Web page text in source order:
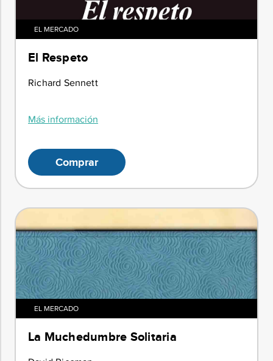
EL MERCADO
El Respeto
Richard Sennett
Más información
Comprar
EL MERCADO
La Muchedumbre Solitaria